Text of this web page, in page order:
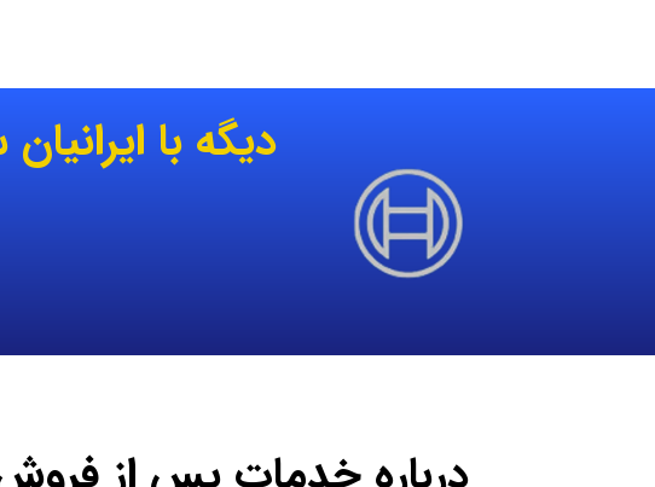
دیگه با